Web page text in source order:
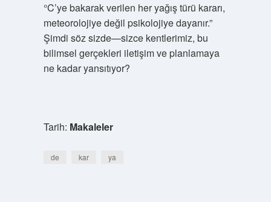
°C’ye bakarak verilen her yağış türü kararı,
meteorolojiye değil psikolojiye dayanır.”
Şimdi söz sizde—sizce kentlerimiz, bu
bilimsel gerçekleri iletişim ve planlamaya
ne kadar yansıtıyor?
Tarih: Makaleler
de kar ya